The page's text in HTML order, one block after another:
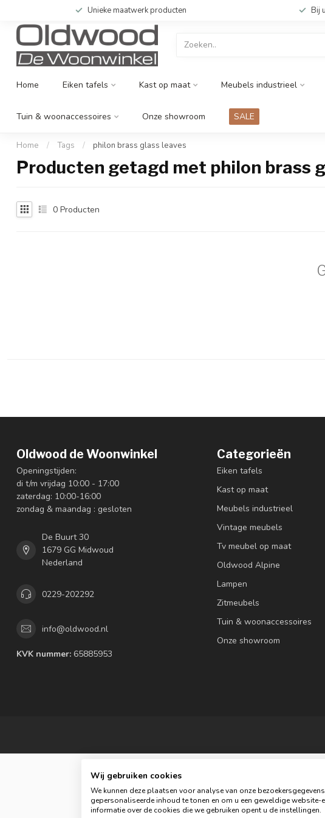
Unieke maatwerk producten Bij
Home Eiken tafels Kast op maat Meubels industrieel
Tuin & woonaccessoires Onze showroom SALE
Home / Tags / philon brass glass leaves
Producten getagd met philon brass
0 Producten
Oldwood de Woonwinkel
Openingstijden:
di t/m vrijdag 10:00 - 17:00
zaterdag: 10:00-16:00
zondag & maandag : gesloten
De Buurt 30
1679 GG Midwoud
Nederland
0229-202292
info@oldwood.nl
KVK nummer: 65885953
Categorieën
Eiken tafels
Kast op maat
Meubels industrieel
Vintage meubels
Tv meubel op maat
Oldwood Alpine
Lampen
Zitmeubels
Tuin & woonaccessoires
Onze showroom
© Copyright
Wij gebruiken cookies
We kunnen deze plaatsen voor analyse van onze
gepersonaliseerde inhoud te tonen en om u een geweldige website-
informatie over de cookies die we gebruiken opent u de instellingen.